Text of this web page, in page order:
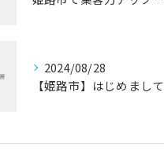
2024/08/28
【姫路市】はじめまして